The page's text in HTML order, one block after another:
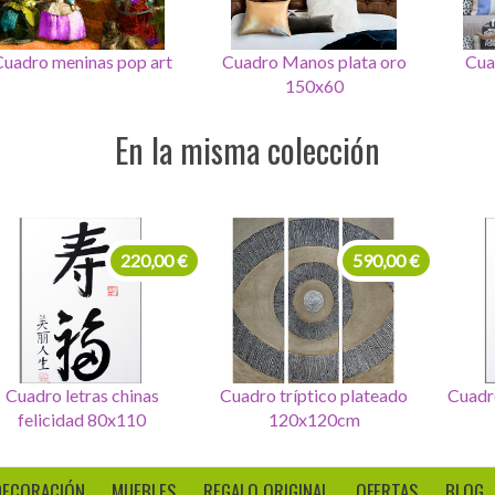
Cuadro Manos plata oro
Cuadro Guernica pop
En la misma colección
de 4 Cuadros letras
seurte
99,00 €
Cuadro letras chinas
felicidad 80x110
220,00 €